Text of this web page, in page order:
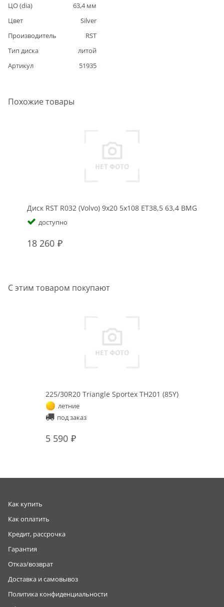
ЦО (dia)
63,4мм
Цвет
Silver
Производитель
RST
Тип диска
литой
Артикул
51935
Похожие товары
Диск RST R032 (Volvo) 9x20 5x108 ET38,5 63,4 BMG
доступно
18 260
С этим товаром покупают
225/30R20 Triangle Sportex TH201 (85Y)
летние
под заказ
5 590
Как купить
Как оплатить
Кредит, рассрочка
Гарантия
Отказ/возврат
Доставка и самовывоз
Политика конфиденциальности